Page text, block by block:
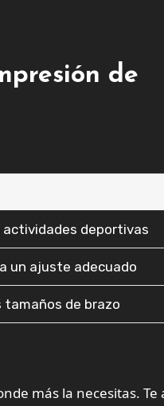
de
actividades deportivas
un ajuste adecuado
tamaños de brazo
más la necesitas. Te